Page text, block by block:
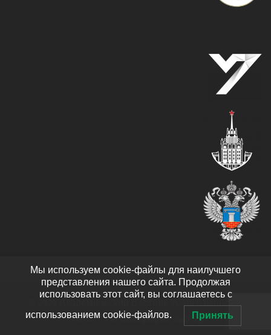
© 2026 Академический Вестник УралНИИпроект
РААСН. На платформе
Sydney
Мы используем cookie-файлы для наилучшего
представления нашего сайта. Продолжая
использовать этот сайт, вы соглашаетесь с
использованием cookie-файлов. Принять